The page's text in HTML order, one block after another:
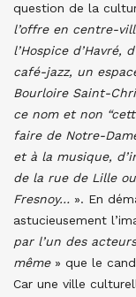
question de la
l’offre en centre-
l’Hospice d’Havré,
café-jazz, un
Bourloire Saint-
ce nom et non
faire de Notre-
et à la musique,
de la rue de Lille
Fresnoy… ». En
astucieusement
par l’un des
même » que le
Car une ville